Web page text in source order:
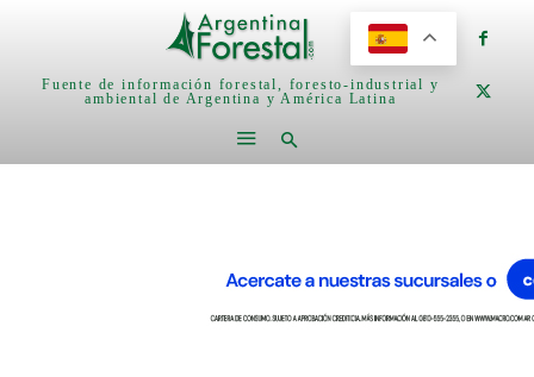
Fuente de información forestal, foresto-industrial y
ambiental de Argentina y América Latina